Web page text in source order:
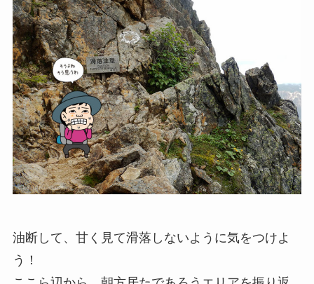
油断して、甘く見て滑落しないように気をつけよ
う！